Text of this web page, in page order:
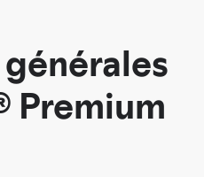
Premium